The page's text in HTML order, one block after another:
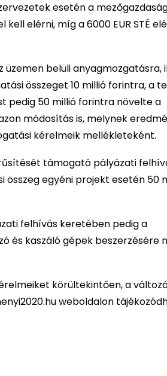
esetén a
elérni, míg a 6000 EUR STÉ
belüli anyagmozgatásra,
összeget 10 millió forintra, a
pedig 50 millió forintra növelte a
módosítás is, melynek
kérelmeik mellékleteként.
támogató pályázati
egyéni projekt esetén 50
felhívás keretében pedig a
és kaszáló gépek beszerzésére
körültekintően, a
weboldalon